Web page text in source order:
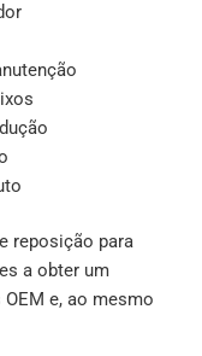
reposição para
a obter um
e, ao mesmo